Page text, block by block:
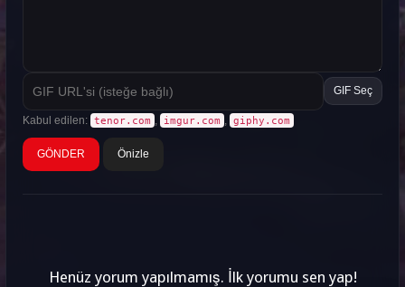
GIF Seç
Kabul edilen: tenor.com imgur.com giphy.com
Önizle
Henüz yorum yapılmamış. İlk yorumu sen yap!